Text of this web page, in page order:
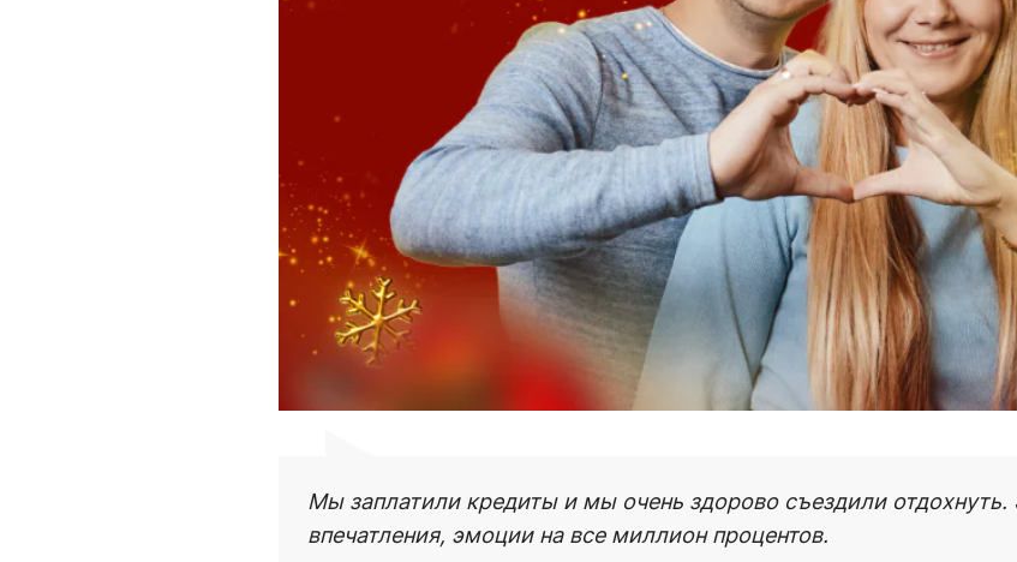
Мы заплатили кредиты и мы очень здорово съездили
впечатления, эмоции на все миллион процентов.